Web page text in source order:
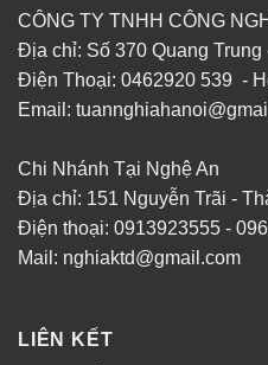
CÔNG TY TNHH CÔNG
Địa chỉ: Số 370 Quang
Điện Thoại: 0462920 539 -
Email:
Chi Nhánh Tại Nghệ An
Địa chỉ: 151 Nguyễn Trãi -
Điện thoại: 0913923555 -
Mail: nghiaktd@gmail.com
LIÊN KẾT